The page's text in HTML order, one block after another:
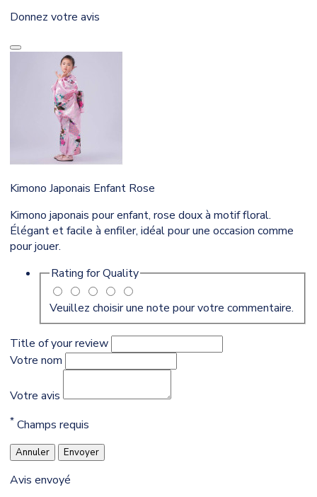
Donnez votre avis
Kimono Japonais Enfant Rose
Kimono japonais pour enfant, rose doux à motif floral.
Élégant et facile à enfiler, idéal pour une occasion comme
pour jouer.
Rating forQuality
Veuillez choisir une note pour votre commentaire.
Title of your review
Votre nom
Votre avis
* Champs requis
Annuler Envoyer
Avis envoyé